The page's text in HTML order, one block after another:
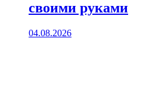
своими руками
04.08.2026